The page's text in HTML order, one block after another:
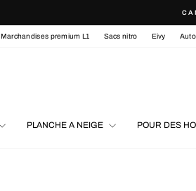
Marchandises premium L1 Sacs nitro Eivy
PLANCHE A NEIGE POUR DES